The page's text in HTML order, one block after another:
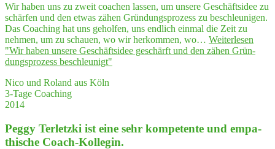
Wir haben uns zu zweit coachen lassen, um unsere Geschäftsidee zu
schärfen und den etwas zähen Gründungsprozess zu beschleunigen.
Das Coaching hat uns geholfen, uns endlich einmal die Zeit zu
nehmen, um zu schauen, wo wir herkommen, wo… Weiterlesen
"Wir haben unse­re Geschäfts­idee geschärft und den zähen Grün­
dungs­pro­zess beschleunigt"
Nico und Roland aus Köln
3-Tage Coaching
2014
Peg­gy Ter­letz­ki ist eine sehr kom­pe­ten­te und empa­
thi­sche Coach-Kollegin.